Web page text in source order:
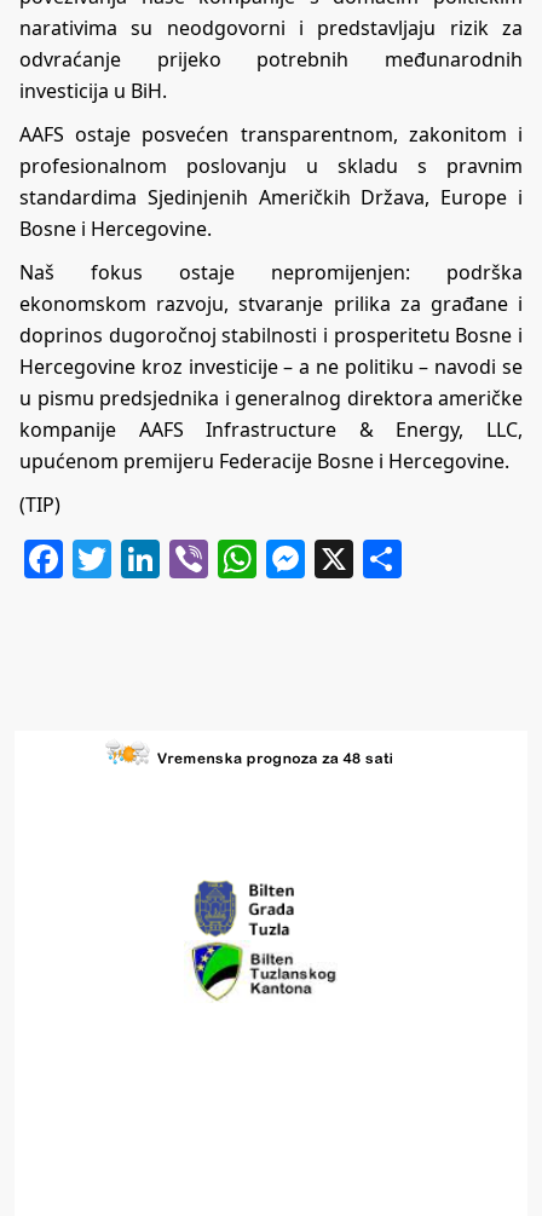
narativima su neodgovorni i predstavljaju rizik za
odvraćanje prijeko potrebnih međunarodnih
investicija u BiH.
AAFS ostaje posvećen transparentnom, zakonitom i
profesionalnom poslovanju u skladu s pravnim
standardima Sjedinjenih Američkih Država, Europe i
Bosne i Hercegovine.
Naš fokus ostaje nepromijenjen: podrška
ekonomskom razvoju, stvaranje prilika za građane i
doprinos dugoročnoj stabilnosti i prosperitetu Bosne i
Hercegovine kroz investicije – a ne politiku – navodi se
u pismu predsjednika i generalnog direktora američke
kompanije AAFS Infrastructure & Energy, LLC,
upućenom premijeru Federacije Bosne i Hercegovine.
(TIP)
Facebook
Twitter
LinkedIn
ViberWhatsApp
Messenger
X